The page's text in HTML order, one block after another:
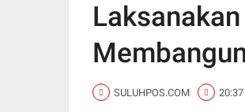
SULUHPOS.COM 20:37